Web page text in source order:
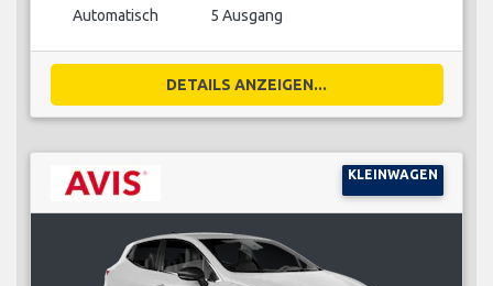
Automatisch 5 Ausgang
DETAILS ANZEIGEN...
KLEINWAGEN